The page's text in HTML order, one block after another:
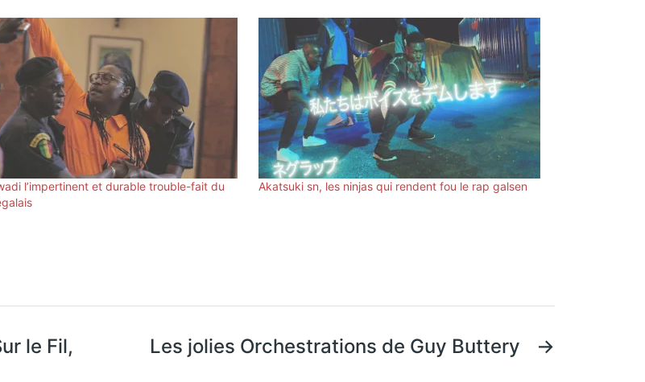
l’impertinent et durable trouble-fait du
Akatsuki sn, les ninjas qui rendent fou le rap galsen
le Fil,
→
Les jolies Orchestrations de Guy Buttery